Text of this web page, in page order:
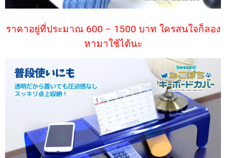
ราคาอยู่ที่ประมาณ 600 – 1500 บาท ใครสนใจก็ลอง
หามาใช้ได้นะ